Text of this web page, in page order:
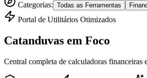
Categorias: Todas as Ferramentas
Portal de Utilitários Otimizados
Catanduvas em Foco
Central completa de calculadoras financeiras